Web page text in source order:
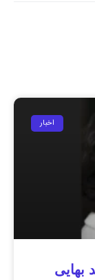
اخبار
بهایی